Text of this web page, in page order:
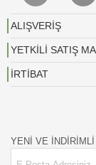
ALIŞVERİŞ
YETKİLİ SATIŞ
İRTİBAT
YENİ VE